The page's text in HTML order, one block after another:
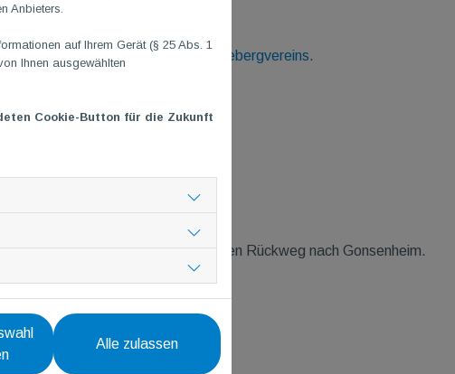
Steaks.
und Mitglied des Lennebergvereins.
sich eine kleine Gruppe auf den Rückweg nach Gonsenheim.
Hin- und Rückweg inbegriffen.
Anbieters.
auf Ihrem Gerät (§ 25 Abs. 1
Ihnen ausgewählten
Cookie-Button für die Zukunft
Alle zulassen